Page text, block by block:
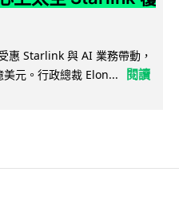
惠 Starlink 與 AI 業務帶動，
元。行政總裁 Elon...
閱讀